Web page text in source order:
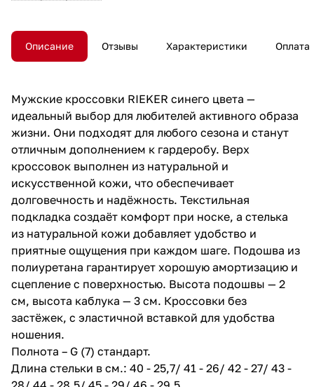
Описание Отзывы Характеристики Оплата
Мужские кроссовки RIEKER синего цвета —
идеальный выбор для любителей активного образа
жизни. Они подходят для любого сезона и станут
отличным дополнением к гардеробу. Верх
кроссовок выполнен из натуральной и
искусственной кожи, что обеспечивает
долговечность и надёжность. Текстильная
подкладка создаёт комфорт при носке, а стелька
из натуральной кожи добавляет удобство и
приятные ощущения при каждом шаге. Подошва из
полиуретана гарантирует хорошую амортизацию и
сцепление с поверхностью. Высота подошвы — 2
см, высота каблука — 3 см. Кроссовки без
застёжек, с эластичной вставкой для удобства
ношения.
Полнота – G (7) стандарт.
Длина стельки в см.: 40 - 25,7/ 41 - 26/ 42 - 27/ 43 -